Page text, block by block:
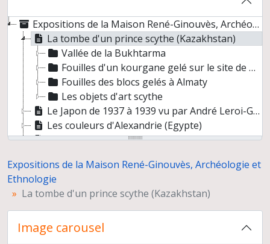
Expositions de la Maison René-Ginouvès, Archéologie et Ethnologie
La tombe d'un prince scythe (Kazakhstan)
Vallée de la Bukhtarma
Fouilles d'un kourgane gelé sur le site de Berel'
Fouilles des blocs gelés à Almaty
Les objets d'art scythe
Le Japon de 1937 à 1939 vu par André Leroi-Gourhan
Les couleurs d'Alexandrie (Egypte)
Chemins vers l'Orient
Trois millénaires de civilisation entre Colombie et Equateur. La région de la Tumaco La Tolita
Reconstitution de l'habitat néolithique à Khirokitia (Chypre)
Vivre avec les rennes. Adaptations biologiques et culturelles : le système renne
Hommage à l'hospitalité syrienne
Momies de la Keriya. Découverte de la Mission Archéologique Franco-chinoise au Xinjiang (Chine)
Prises de vue de matériels archéologiques. Détails et macro-traces
Expositions de la Maison René-Ginouvès, Archéologie et
Ethnologie
La tombe d'un prince scythe (Kazakhstan)
Image carousel